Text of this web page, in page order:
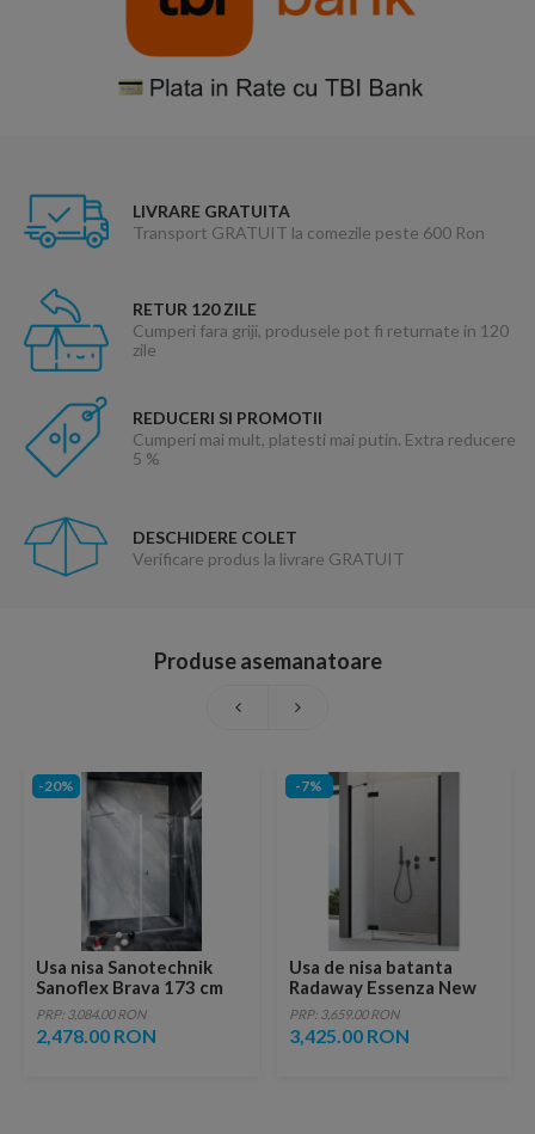
LIVRARE GRATUITA
Transport GRATUIT la comezile peste 600 Ron
RETUR 120 ZILE
Cumperi fara griji, produsele pot fi returnate in 120
zile
REDUCERI SI PROMOTII
Cumperi mai mult, platesti mai putin. Extra reducere
5 %
DESCHIDERE COLET
Verificare produs la livrare GRATUIT
Produse asemanatoare
-20%
Usa nisa Sanotechnik
Sanoflex Brava 173 cm
(MD80+MF110)
PRP: 3,084.00 RON
2,478.00 RON
-7%
Usa de nisa batanta
Radaway Essenza New
Black DWJ, 80 x H200 cm
profil negru mat, dreapta
PRP: 3,659.00 RON
3,425.00 RON